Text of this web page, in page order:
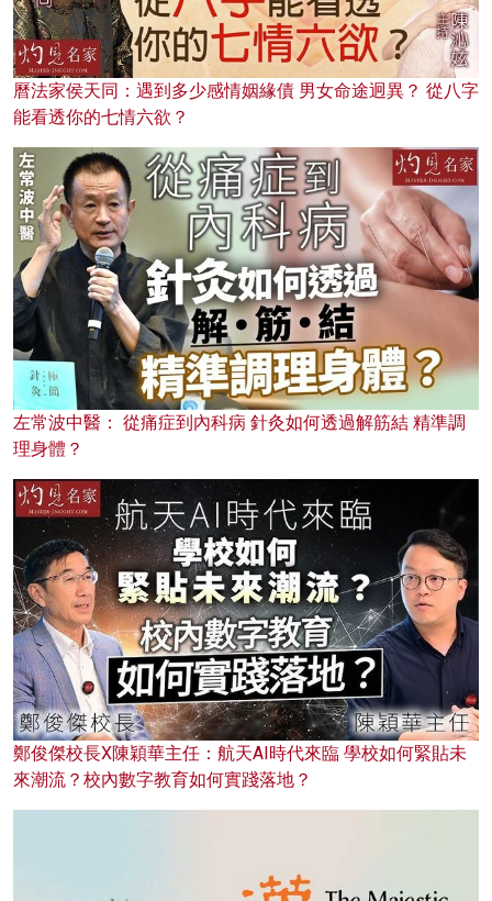
曆法家侯天同：遇到多少感情姻緣債 男女命途迥異？ 從八字
能看透你的七情六欲？
左常波中醫： 從痛症到內科病 針灸如何透過解筋結 精準調
理身體？
鄭俊傑校長X陳穎華主任：航天AI時代來臨 學校如何緊貼未
來潮流？校內數字教育如何實踐落地？